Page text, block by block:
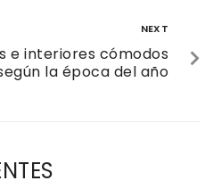
NEXT
e interiores cómodos
la época del año